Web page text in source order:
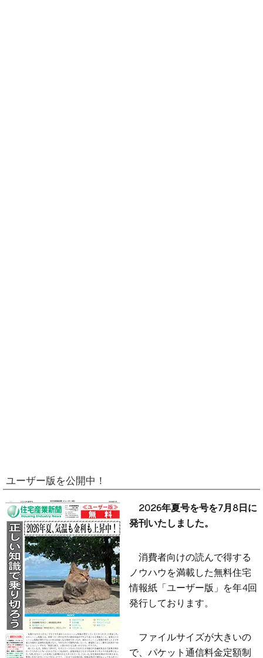
ユーザー版を公開中！
2026年夏号を号を7月8日に
発刊いたしました。
消費者向けの読んで得する
ノウハウを満載した無料住宅
情報紙「ユーザー版」を年4回
発行しております。
ファイルサイズが大きいの
で、パケット通信料金定額制